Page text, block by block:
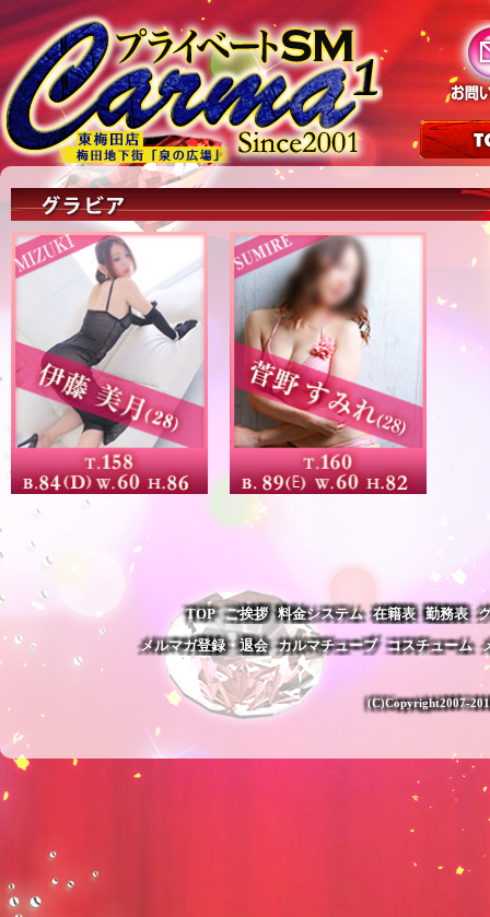
LOOK >> LOOK >>
TOP ご挨拶 料金システム 在籍表 勤務表
メルマガ登録・退会 カルマチューブ コスチューム
(C)Copyright2007-